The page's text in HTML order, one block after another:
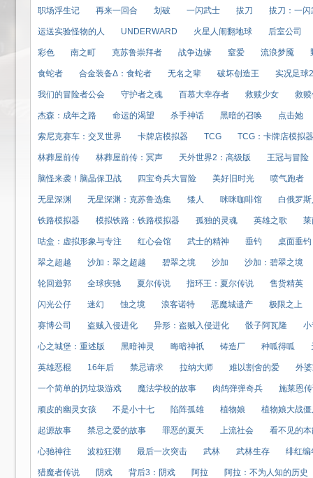
职场浮生记 再来一回合 划破 一闪武士 拔刀 拔刀：一闪
运送实验怪物的人 UNDERWARD 火星人闹翻地球 后室公司
彩色 南之町 克苏鲁崇拜者 战争边缘 窒爱 流浪梦魇
食蛇者 合金装备Δ：食蛇者 无名之辈 破坏创造王 实况足球
我们的冒险者公会 守护者之魂 百慕大幸存者 救赎少女 救
杰森：成年之路 命运的渴望 杀手神话 黑暗的召唤 点击她
索尼克赛车：交叉世界 卡牌店模拟器 TCG TCG：卡牌店模拟器
林葬屋前传 林葬屋前传：冥声 天外世界2：高级版 王冠与冒险
脑怪来袭！脑晶保卫战 四宝奇兵大冒险 美好旧时光 喷气跑者
无星深渊 无星深渊：克苏鲁选集 矮人 咪咪咖啡馆 白俄罗斯
铁路模拟器 模拟铁路：铁路模拟器 孤独的灵魂 英雄之歌 莱
咕盒：虚拟形象与专注 红心会馆 武士的精神 垂钓 桌面垂钓
翠之超越 沙加：翠之超越 碧翠之境 沙加 沙加：碧翠之境
轮回遊郭 全球疾驰 夏尔传说 指环王：夏尔传说 售货精英
闪光公仔 迷幻 蚀之境 浪客诺特 恶魔城遗产 极限之上
赛博公司 盗贼入侵进化 异形：盗贼入侵进化 骰子阿瓦隆 小
心之城堡：重述版 黑暗神灵 晦暗神祇 铸造厂 种呱得呱
英雄恶棍 16年后 禁忌请求 拉纳大师 难以割舍的爱 外
一个简单的扔垃圾游戏 魔法学校的故事 肉鸽弹弹奇兵 施莱恩
顽皮的幽灵女孩 不是小十七 陷阵孤雄 植物娘 植物娘大战僵
起源故事 禁忌之爱的故事 罪恶的夏天 上流社会 看不见的本
心驰神往 波粒狂潮 最后一次突击 武林 武林生存 绯红编
猎魔者传说 阴戏 背后3：阴戏 阿拉 阿拉：不为人知的历史